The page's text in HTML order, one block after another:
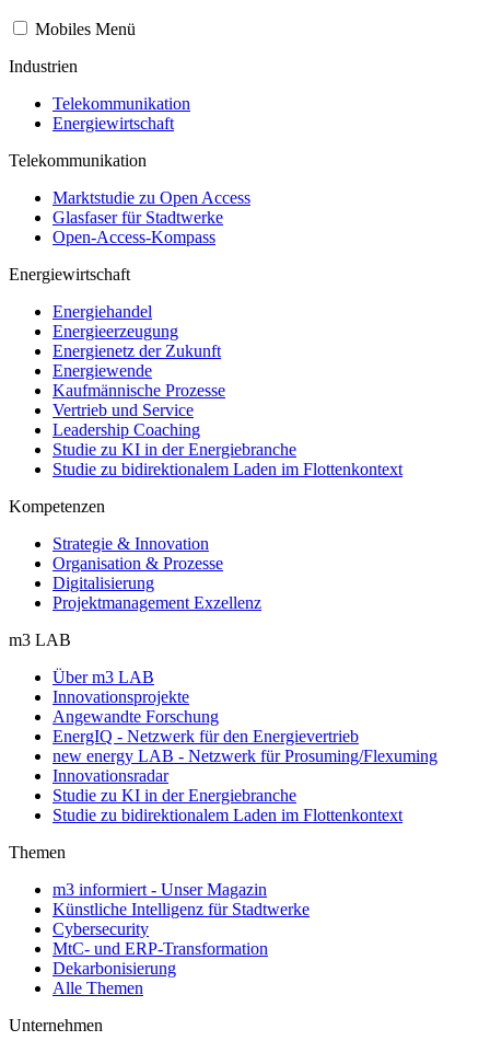
Mobiles Menü
Industrien
Telekommunikation
Energiewirtschaft
Telekommunikation
Marktstudie zu Open Access
Glasfaser für Stadtwerke
Open-Access-Kompass
Energiewirtschaft
Energiehandel
Energieerzeugung
Energienetz der Zukunft
Energiewende
Kaufmännische Prozesse
Vertrieb und Service
Leadership Coaching
Studie zu KI in der Energiebranche
Studie zu bidirektionalem Laden im Flottenkontext
Kompetenzen
Strategie & Innovation
Organisation & Prozesse
Digitalisierung
Projektmanagement Exzellenz
m3 LAB
Über m3 LAB
Innovationsprojekte
Angewandte Forschung
EnergIQ - Netzwerk für den Energievertrieb
new energy LAB - Netzwerk für Prosuming/Flexuming
Innovationsradar
Studie zu KI in der Energiebranche
Studie zu bidirektionalem Laden im Flottenkontext
Themen
m3 informiert - Unser Magazin
Künstliche Intelligenz für Stadtwerke
Cybersecurity
MtC- und ERP-Transformation
Dekarbonisierung
Alle Themen
Unternehmen